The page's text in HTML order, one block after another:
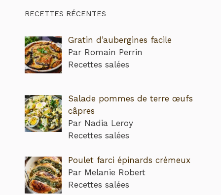
RECETTES RÉCENTES
Gratin d’aubergines facile
Par Romain Perrin
Recettes salées
Salade pommes de terre œufs
câpres
Par Nadia Leroy
Recettes salées
Poulet farci épinards crémeux
Par Melanie Robert
Recettes salées